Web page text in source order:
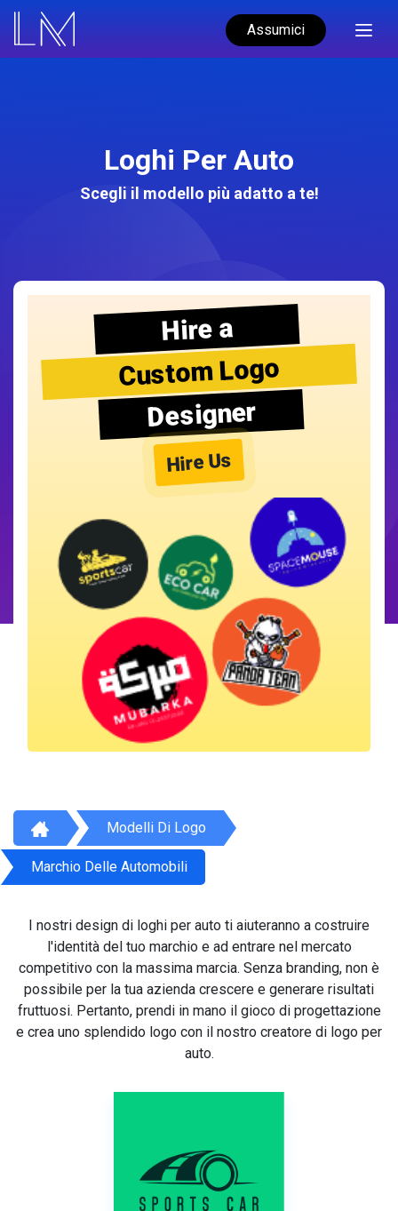
Assumici
Loghi Per Auto
Scegli il modello più adatto a te!
Hire a
Custom Logo
Designer
Hire Us
Modelli Di Logo
Marchio Delle Automobili
I nostri design di loghi per auto ti aiuteranno a costruire
l'identità del tuo marchio e ad entrare nel mercato
competitivo con la massima marcia. Senza branding, non è
possibile per la tua azienda crescere e generare risultati
fruttuosi. Pertanto, prendi in mano il gioco di progettazione
e crea uno splendido logo con il nostro creatore di logo per
auto.